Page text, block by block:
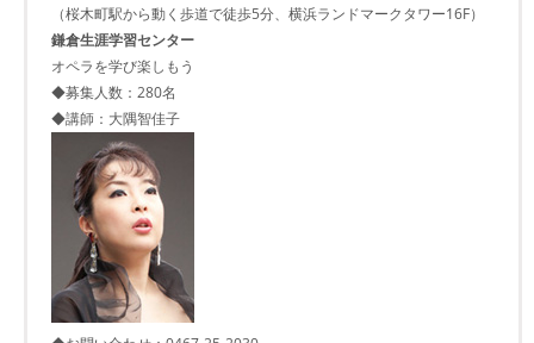
（桜木町駅から動く歩道で徒歩5分、横浜ランドマークタワー16F）
鎌倉生涯学習センター
オペラを学び楽しもう
◆募集人数：280名
◆講師：大隅智佳子